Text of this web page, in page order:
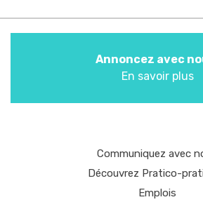
Annoncez avec
En savoir plus
Communiquez avec
Découvrez Pratico-
Emplois